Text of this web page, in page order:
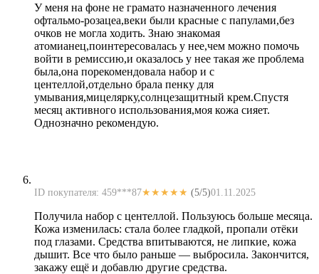
У меня на фоне не грамато назначенного лечения
офтальмо-розацеа,веки были красные с папулами,без
очков не могла ходить. Знаю знакомая
атомианец,поинтересовалась у нее,чем можно помочь
войти в ремиссию,и оказалось у нее такая же проблема
была,она порекомендовала набор и с
центеллой,отдельно брала пенку для
умывания,мицелярку,солнцезащитный крем.Спустя
месяц активного использования,моя кожа сияет.
Однозначно рекомендую.
ID покупателя: 459***87★★★★★ (5/5)01.11.2025
Получила набор с центеллой. Пользуюсь больше месяца.
Кожа изменилась: стала более гладкой, пропали отёки
под глазами. Средства впитываются, не липкие, кожа
дышит. Все что было раньше — выбросила. Закончится,
закажу ещё и добавлю другие средства.